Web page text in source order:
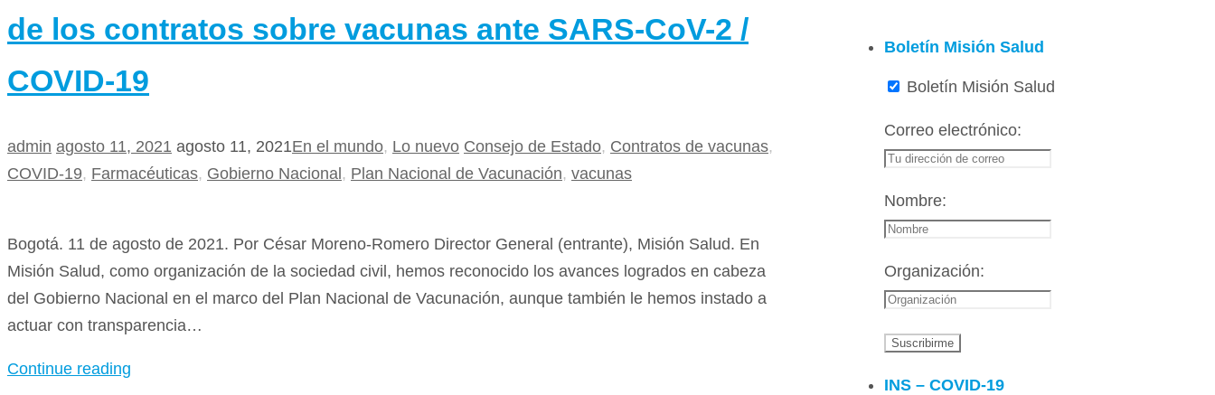
de los contratos sobre vacunas ante SARS-CoV-2 /
COVID-19
admin agosto 11, 2021 agosto 11, 2021En el mundo, Lo nuevo Consejo de Estado, Contratos de vacunas,
COVID-19, Farmacéuticas, Gobierno Nacional, Plan Nacional de Vacunación, vacunas
Bogotá. 11 de agosto de 2021. Por César Moreno-Romero Director General (entrante), Misión Salud. En
Misión Salud, como organización de la sociedad civil, hemos reconocido los avances logrados en cabeza
del Gobierno Nacional en el marco del Plan Nacional de Vacunación, aunque también le hemos instado a
actuar con transparencia…
Continue reading
Boletín Misión Salud
Boletín Misión Salud
Correo electrónico:
Nombre:
Organización:
INS – COVID-19